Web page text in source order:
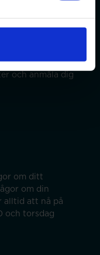
och anmäla dig
om ditt
om din
alltid att nå på
och torsdag